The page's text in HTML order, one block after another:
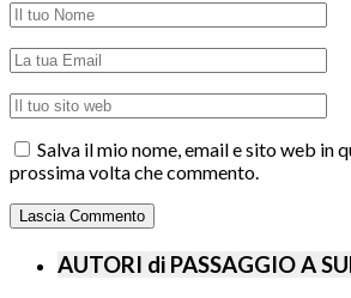
Salva il mio nome, email e sito web in
prossima volta che commento.
AUTORI di PASSAGGIO A